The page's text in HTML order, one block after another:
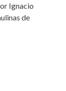
Ignacio
de